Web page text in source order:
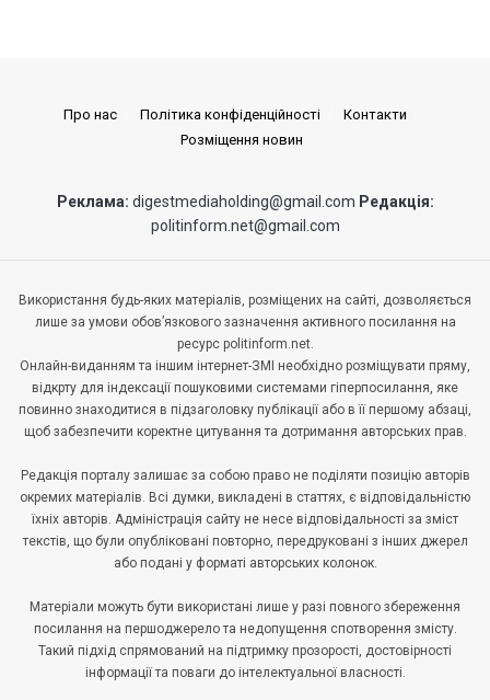
Про нас Політика конфіденційності
Контакти
Розміщення новин
Реклама: digestmediaholding@gmail.com Редакція:
politinform.net@gmail.com
Використання будь-яких матеріалів, розміщених на сайті, дозволяється
лише за умови обов’язкового зазначення активного посилання на
ресурс politinform.net.
Онлайн-виданням та іншим інтернет-ЗМІ необхідно розміщувати пряму,
відкрту для індексації пошуковими системами гіперпосилання, яке
повинно знаходитися в підзаголовку публікації або в її першому абзаці,
щоб забезпечити коректне цитування та дотримання авторських прав.
Редакція порталу залишає за собою право не поділяти позицію авторів
окремих матеріалів. Всі думки, викладені в статтях, є відповідальністю
їхніх авторів. Адміністрація сайту не несе відповідальності за зміст
текстів, що були опубліковані повторно, передруковані з інших джерел
або подані у форматі авторських колонок.
Матеріали можуть бути використані лише у разі повного збереження
посилання на першоджерело та недопущення спотворення змісту.
Такий підхід спрямований на підтримку прозорості, достовірності
інформації та поваги до інтелектуальної власності.